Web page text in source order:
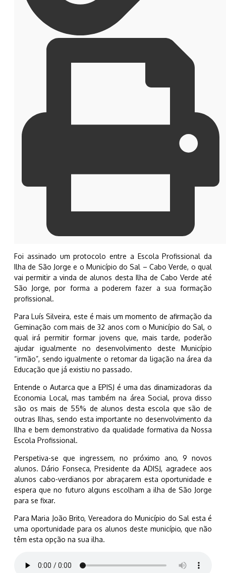
Foi assinado um protocolo entre a Escola Profissional da
Ilha de São Jorge e o Município do Sal – Cabo Verde, o qual
vai permitir a vinda de alunos desta Ilha de Cabo Verde até
São Jorge, por forma a poderem fazer a sua formação
profissional.
Para Luís Silveira, este é mais um momento de afirmação da
Geminação com mais de 32 anos com o Município do Sal, o
qual irá permitir formar jovens que, mais tarde, poderão
ajudar igualmente no desenvolvimento deste Município
“irmão”, sendo igualmente o retomar da ligação na área da
Educação que já existiu no passado.
Entende o Autarca que a EPISJ é uma das dinamizadoras da
Economia Local, mas também na área Social, prova disso
são os mais de 55% de alunos desta escola que são de
outras Ilhas, sendo esta importante no desenvolvimento da
Ilha e bem demonstrativo da qualidade formativa da Nossa
Escola Profissional.
Perspetiva-se que ingressem, no próximo ano, 9 novos
alunos. Dário Fonseca, Presidente da ADISJ, agradece aos
alunos cabo-verdianos por abraçarem esta oportunidade e
espera que no futuro alguns escolham a ilha de São Jorge
para se fixar.
Para Maria João Brito, Vereadora do Município do Sal esta é
uma oportunidade para os alunos deste município, que não
têm esta opção na sua ilha.